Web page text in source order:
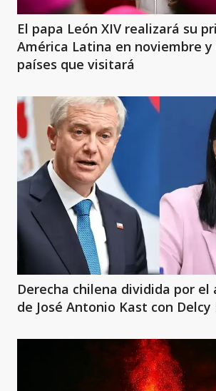
El papa León XIV realizará su
América Latina en noviembre y
países que visitará
Derecha chilena dividida por el
de José Antonio Kast con Delcy